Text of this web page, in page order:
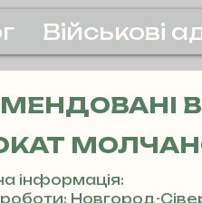
Військові
інформація:
роботи: Новгород-